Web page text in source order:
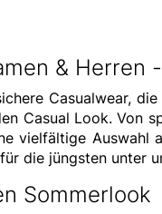
&
Casualwear,
Casual Look. Von
vielfältige Auswahl
die jüngsten unter
Sommerlook